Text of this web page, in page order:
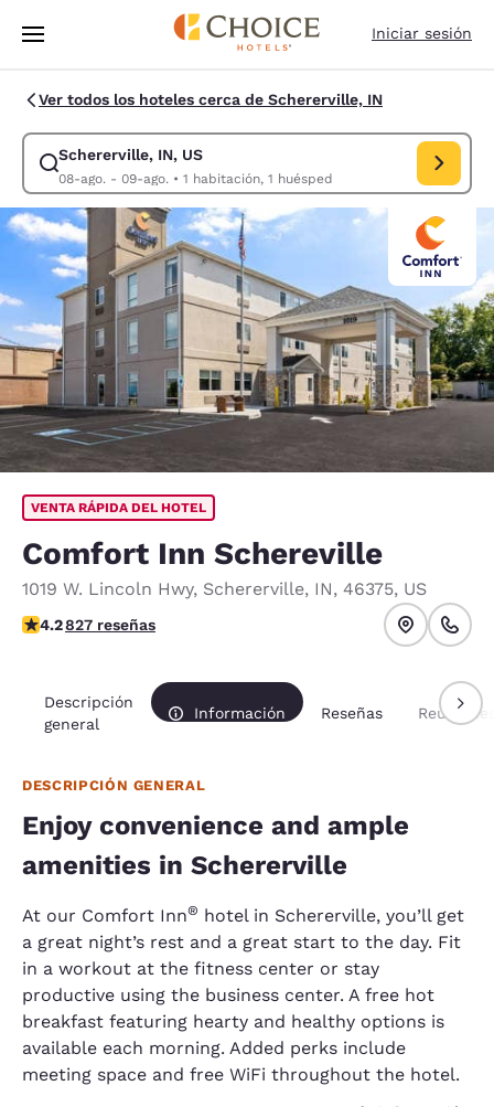
Pasar A Contenido Principal
Iniciar sesión
Ver todos los hoteles cerca de Schererville, IN
Schererville, IN, US
08-ago. - 09-ago.• 1 habitación, 1 huésped
Modificar la búsqueda de Schererville, IN, US. Fecha de check-in 08-
VENTA RÁPIDA DEL HOTEL
Comfort Inn Schereville
1019 W. Lincoln Hwy, Schererville, IN, 46375, US
calificación de 4.18 estrellas. Muy bueno.
4.2827 reseñas
Descripción
general
Información Reseñas
DESCRIPCIÓN GENERAL
Enjoy convenience and ample
amenities in Schererville
At our Comfort Inn® hotel in Schererville, you’ll get
a great night’s rest and a great start to the day. Fit
in a workout at the fitness center or stay
productive using the business center. A free hot
breakfast featuring hearty and healthy options is
available each morning. Added perks include
meeting space and free WiFi throughout the hotel.